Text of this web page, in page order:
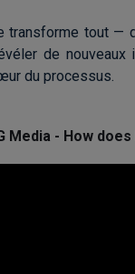
transforme tout —
de
du processus.
Media - How